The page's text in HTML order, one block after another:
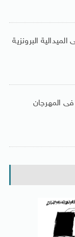
البرونزية
المهرجان